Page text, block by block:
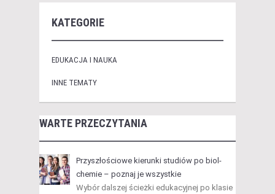
KATEGORIE
EDUKACJA I NAUKA
INNE TEMATY
WARTE PRZECZYTANIA
Przyszłościowe kierunki studiów po biol-
chemie – poznaj je wszystkie
Wybór dalszej ścieżki edukacyjnej po klasie